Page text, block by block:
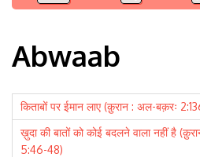
Abwaab
किताबों पर ईमान लाए (क़ुरान : अल-बक़रः
ख़ुदा की बातों को कोई बदलने वाला नहीं है
5:46-48)